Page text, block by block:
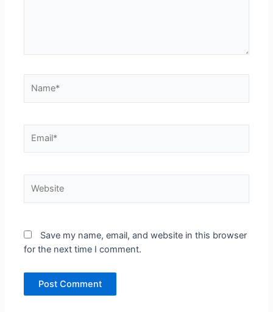
Save my name, email, and website in this browser
for the next time I comment.